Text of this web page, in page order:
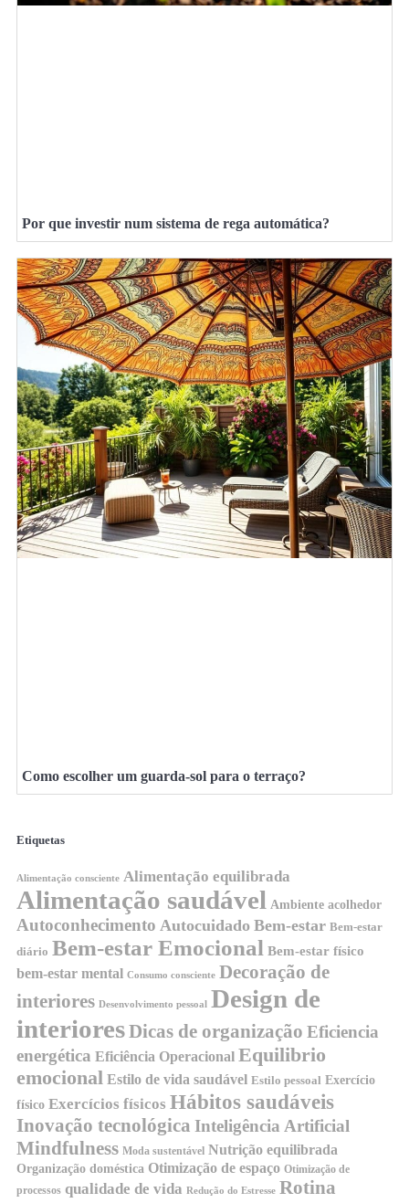
Por que investir num sistema de rega automática?
Como escolher um guarda-sol para o terraço?
Etiquetas
Alimentação consciente Alimentação equilibrada
Alimentação saudável Ambiente acolhedor
Autoconhecimento Autocuidado Bem-estar Bem-estar
diário Bem-estar Emocional Bem-estar físico
bem-estar mental Consumo consciente Decoração de
interiores Desenvolvimento pessoal
Design de
interioresDicas de organização Eficiencia
energética Eficiência Operacional Equilibrio
emocional Estilo de vida saudável Estilo pessoal Exercício
físico Exercícios físicos Hábitos saudáveis
Inovação tecnológica Inteligência Artificial
Mindfulness Moda sustentável Nutrição equilibrada
Organização doméstica Otimização de espaço Otimização de
processos qualidade de vida Redução do Estresse Rotina